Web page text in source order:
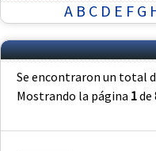
A B C D E F G
Se encontraron un total
Mostrando la página 1de